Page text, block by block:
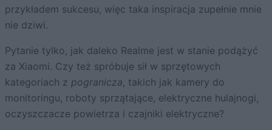
przykładem sukcesu, więc taka inspiracja zupełnie mnie
nie dziwi.
Pytanie tylko, jak daleko Realme jest w stanie podążyć
za Xiaomi. Czy też spróbuje sił w sprzętowych
kategoriach z pogranicza, takich jak kamery do
monitoringu, roboty sprzątające, elektryczne hulajnogi,
oczyszczacze powietrza i czajniki elektryczne?